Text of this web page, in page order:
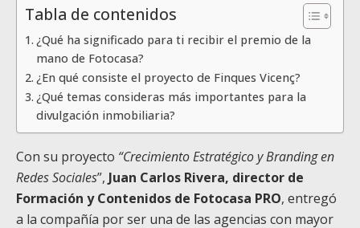
Tabla de contenidos
¿Qué ha significado para ti recibir el premio de la
mano de Fotocasa?
¿En qué consiste el proyecto de Finques Vicenç?
¿Qué temas consideras más importantes para la
divulgación inmobiliaria?
Con su proyecto “Crecimiento Estratégico y Branding en
Redes Sociales”, Juan Carlos Rivera, director de
Formación y Contenidos de Fotocasa PRO, entregó
a la compañía por ser una de las agencias con mayor